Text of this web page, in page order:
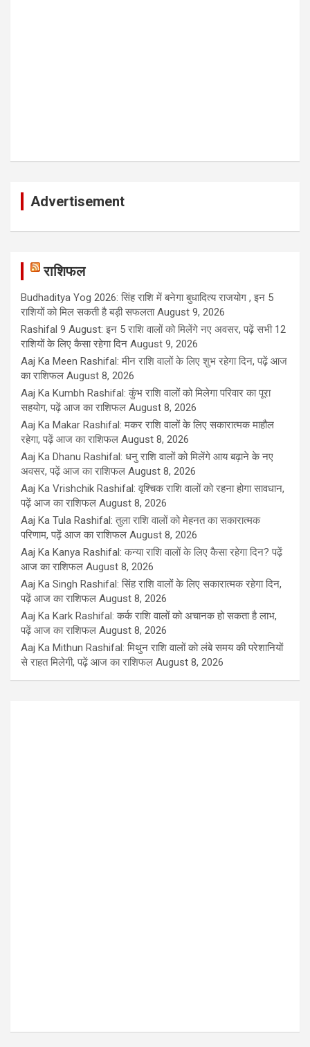
Advertisement
राशिफल
Budhaditya Yog 2026: सिंह राशि में बनेगा बुधादित्य राजयोग , इन 5
राशियों को मिल सकती है बड़ी सफलता August 9, 2026
Rashifal 9 August: इन 5 राशि वालों को मिलेंगे नए अवसर, पढ़ें सभी 12
राशियों के लिए कैसा रहेगा दिन August 9, 2026
Aaj Ka Meen Rashifal: मीन राशि वालों के लिए शुभ रहेगा दिन, पढ़ें आज
का राशिफल August 8, 2026
Aaj Ka Kumbh Rashifal: कुंभ राशि वालों को मिलेगा परिवार का पूरा
सहयोग, पढ़ें आज का राशिफल August 8, 2026
Aaj Ka Makar Rashifal: मकर राशि वालों के लिए सकारात्मक माहौल
रहेगा, पढ़ें आज का राशिफल August 8, 2026
Aaj Ka Dhanu Rashifal: धनु राशि वालों को मिलेंगे आय बढ़ाने के नए
अवसर, पढ़ें आज का राशिफल August 8, 2026
Aaj Ka Vrishchik Rashifal: वृश्चिक राशि वालों को रहना होगा सावधान,
पढ़ें आज का राशिफल August 8, 2026
Aaj Ka Tula Rashifal: तुला राशि वालों को मेहनत का सकारात्मक
परिणाम, पढ़ें आज का राशिफल August 8, 2026
Aaj Ka Kanya Rashifal: कन्या राशि वालों के लिए कैसा रहेगा दिन? पढ़ें
आज का राशिफल August 8, 2026
Aaj Ka Singh Rashifal: सिंह राशि वालों के लिए सकारात्मक रहेगा दिन,
पढ़ें आज का राशिफल August 8, 2026
Aaj Ka Kark Rashifal: कर्क राशि वालों को अचानक हो सकता है लाभ,
पढ़ें आज का राशिफल August 8, 2026
Aaj Ka Mithun Rashifal: मिथुन राशि वालों को लंबे समय की परेशानियों
से राहत मिलेगी, पढ़ें आज का राशिफल August 8, 2026